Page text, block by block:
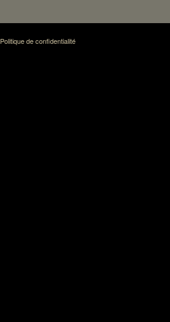
Politique de confidentialité